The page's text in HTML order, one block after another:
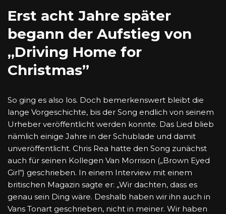
Erst acht Jahre später
begann der Aufstieg von
„Driving Home for
Christmas”
So ging es also los. Doch bemerkenswert bleibt die
lange Vorgeschichte, bis der Song endlich von seinem
Urheber veröffentlicht werden konnte. Das Lied blieb
nämlich einige Jahre in der Schublade und damit
unveröffentlicht. Chris Rea hatte den Song zunächst
auch für seinen Kollegen Van Morrison („Brown Eyed
Girl“) geschrieben. In einem Interview mit einem
britischen Magazin sagte er: „Wir dachten, dass es
genau sein Ding wäre. Deshalb haben wir ihn auch in
Vans Tonart geschrieben, nicht in meiner. Wir haben